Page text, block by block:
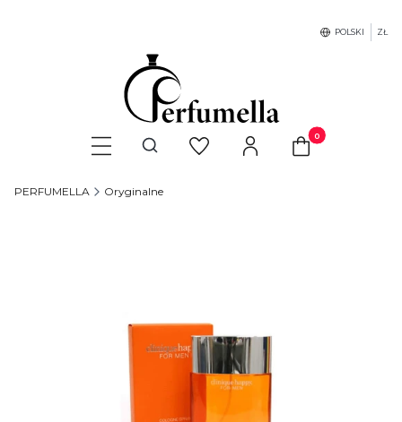
POLSKI ZŁ
Otwórz wyszukiwarkę Produkty w
PERFUMELLA Oryginalne